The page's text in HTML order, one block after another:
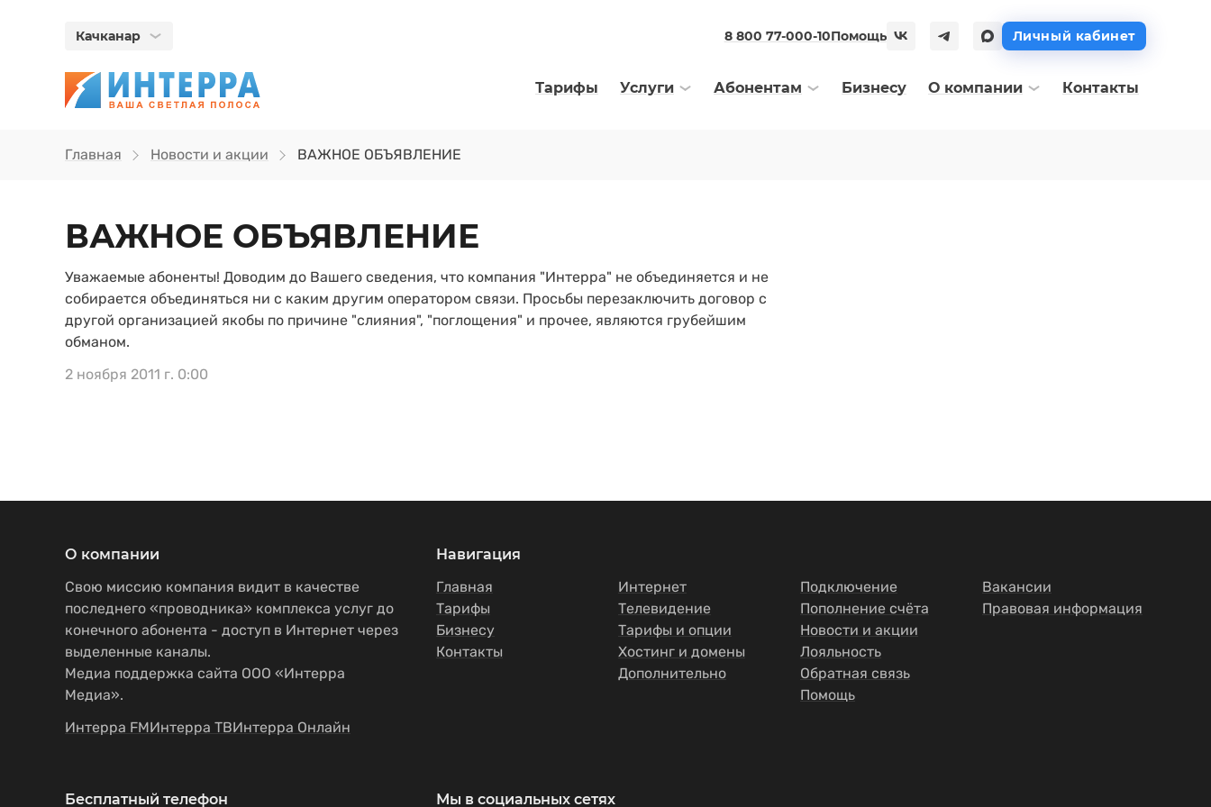
Качканар 8 800 77-000-10Помощь Личный кабинет
Тарифы Услуги Абонентам Бизнесу О компании Контакты
Главная Новости и акции ВАЖНОЕ ОБЪЯВЛЕНИЕ
ВАЖНОЕ ОБЪЯВЛЕНИЕ
Уважаемые абоненты! Доводим до Вашего сведения, что компания "Интерра" не объединяется и не
собирается объединяться ни с каким другим оператором связи. Просьбы перезаключить договор с
другой организацией якобы по причине "слияния", "поглощения" и прочее, являются грубейшим
обманом.
2 ноября 2011 г. 0:00
О компании
Свою миссию компания видит в качестве
последнего «проводника» комплекса услуг до
конечного абонента - доступ в Интернет через
выделенные каналы.
Медиа поддержка сайта ООО «Интерра
Медиа».
Интерра FMИнтерра ТВИнтерра Онлайн
Навигация
Главная
Тарифы
Бизнесу
Контакты
Интернет
Телевидение
Тарифы и опции
Хостинг и домены
Дополнительно
Подключение
Пополнение счёта
Новости и акции
Лояльность
Обратная связь
Помощь
Вакансии
Правовая информация
Бесплатный телефон Мы в социальных сетях